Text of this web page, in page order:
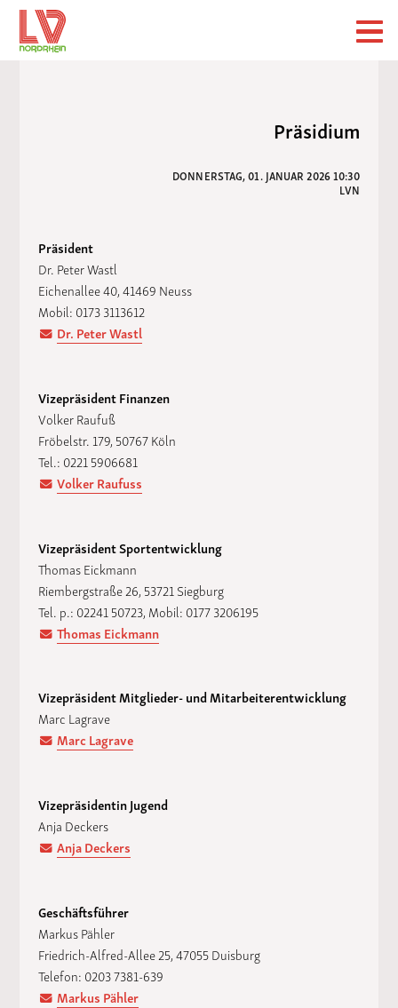
Präsidium
DONNERSTAG, 01. JANUAR 2026 10:30
LVN
Präsident
Dr. Peter Wastl
Eichenallee 40, 41469 Neuss
Mobil: 0173 3113612
Dr. Peter Wastl
Vizepräsident Finanzen
Volker Raufuß
Fröbelstr. 179, 50767 Köln
Tel.: 0221 5906681
Volker Raufuss
Vizepräsident Sportentwicklung
Thomas Eickmann
Riembergstraße 26, 53721 Siegburg
Tel. p.: 02241 50723, Mobil: 0177 3206195
Thomas Eickmann
Vizepräsident Mitglieder- und Mitarbeiterentwicklung
Marc Lagrave
Marc Lagrave
Vizepräsidentin Jugend
Anja Deckers
Anja Deckers
Geschäftsführer
Markus Pähler
Friedrich-Alfred-Allee 25, 47055 Duisburg
Telefon: 0203 7381-639
Markus Pähler